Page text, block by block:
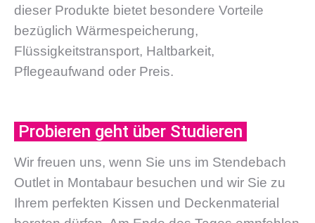
dieser Produkte bietet besondere Vorteile
bezüglich Wärmespeicherung,
Flüssigkeitstransport, Haltbarkeit,
Pflegeaufwand oder Preis.
Probieren geht über Studieren
Wir freuen uns, wenn Sie uns im Stendebach
Outlet in Montabaur besuchen und wir Sie zu
Ihrem perfekten Kissen und Deckenmaterial